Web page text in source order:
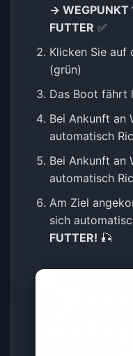
→
FUTTER ✅
Klicken Sie auf
(grün)
Das Boot fährt
Bei Ankunft an
automatisch
Bei Ankunft an
automatisch
Am Ziel
sich
FUTTER! 🎣